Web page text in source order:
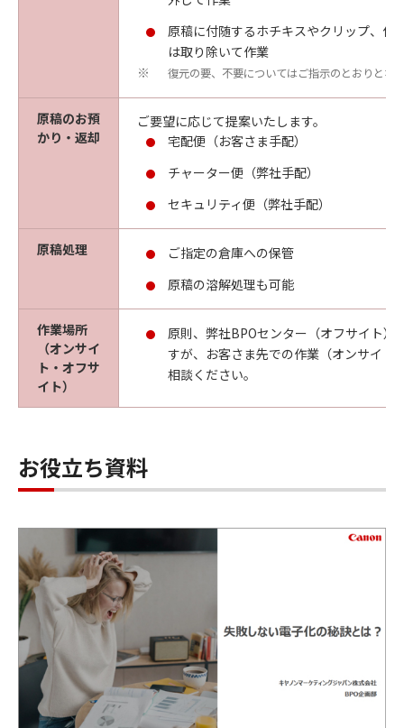
原稿に付随するホチキスやクリップ、付
は取り除いて作業
※ 復元の要、不要についてはご指示のとおりとな
原稿のお預
かり・返却
ご要望に応じて提案いたします。
宅配便（お客さま手配）
チャーター便（弊社手配）
セキュリティ便（弊社手配）
原稿処理
ご指定の倉庫への保管
原稿の溶解処理も可能
作業場所
（オンサイ
ト・オフサ
イト）
原則、弊社BPOセンター（オフサイト）
すが、お客さま先での作業（オンサイト
相談ください。
お役立ち資料